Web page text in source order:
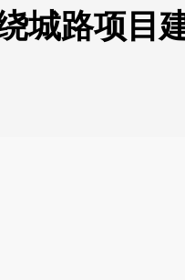
城路项目